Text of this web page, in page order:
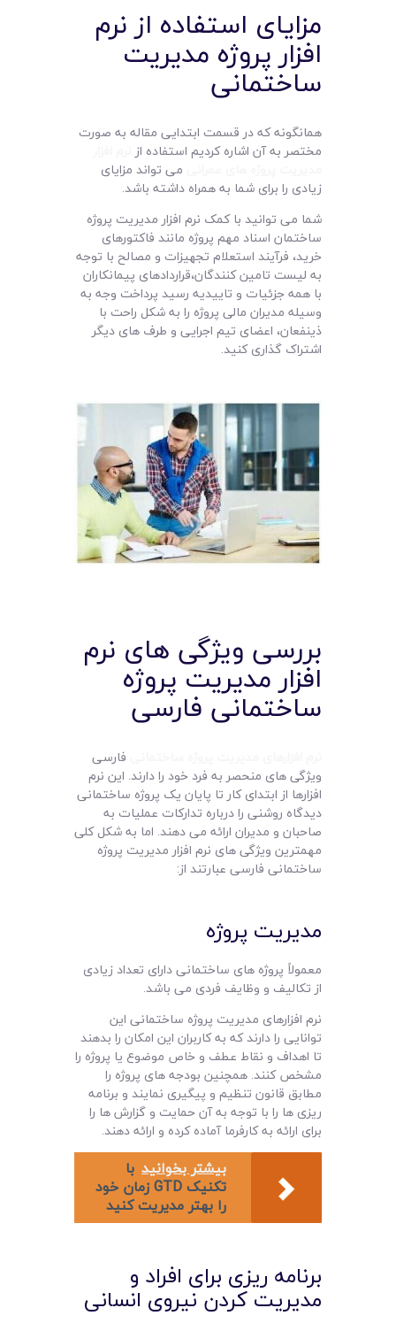
مزایای استفاده از نرم
افزار پروژه مدیریت
ساختمانی
همانگونه که در قسمت ابتدایی مقاله به صورت
مختصر به آن اشاره کردیم استفاده از
می تواند مزایای
زیادی را برای شما به همراه داشته باشد.
شما می توانید با کمک نرم افزار مدیریت پروژه
ساختمان اسناد مهم پروژه مانند فاکتورهای
خرید، فرآیند استعلام تجهیزات و مصالح با توجه
به لیست تامین کنندگان،قراردادهای پیمانکاران
با همه جزئیات و تاییدیه رسید پرداخت وجه به
وسیله مدیران مالی پروژه را به شکل راحت با
ذینفعان، اعضای تیم اجرایی و طرف های دیگر
اشتراک گذاری کنید.
بررسی ویژگی های نرم
افزار مدیریت پروژه
ساختمانی فارسی
فارسی
ویژگی های منحصر به فرد خود را دارند. این نرم
افزارها از ابتدای کار تا پایان یک پروژه ساختمانی
دیدگاه روشنی را درباره تدارکات عملیات به
صاحبان و مدیران ارائه می دهند. اما به شکل کلی
مهمترین ویژگی های نرم افزار مدیریت پروژه
ساختمانی فارسی عبارتند از:
مدیریت پروژه
معمولاً پروژه های ساختمانی دارای تعداد زیادی
از تکالیف و وظایف فردی می باشد.
نرم افزارهای مدیریت پروژه ساختمانی این
توانایی را دارند که به کاربران این امکان را بدهند
تا اهداف و نقاط عطف و خاص موضوع یا پروژه را
مشخص کنند. همچنین بودجه های پروژه را
مطابق قانون تنظیم و پیگیری نمایند و برنامه
ریزی ها را با توجه به آن حمایت و گزارش ها را
برای ارائه به کارفرما آماده کرده و ارائه دهند.
بیشتر بخوانید با
تکنیک GTD زمان خود
را بهتر مدیریت کنید
برنامه ریزی برای افراد و
مدیریت کردن نیروی انسانی